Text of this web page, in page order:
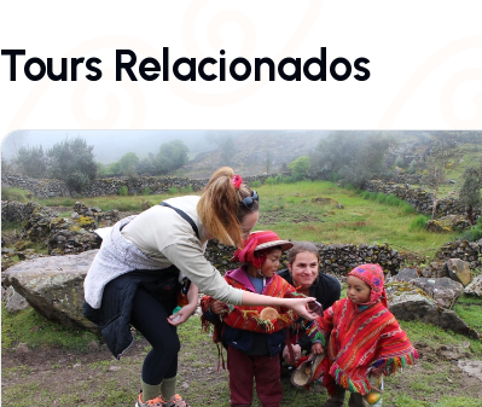
Tours Relacionados